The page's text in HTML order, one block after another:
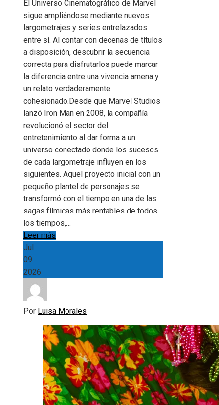
El Universo Cinematográfico de Marvel
sigue ampliándose mediante nuevos
largometrajes y series entrelazados
entre sí. Al contar con decenas de títulos
a disposición, descubrir la secuencia
correcta para disfrutarlos puede marcar
la diferencia entre una vivencia amena y
un relato verdaderamente
cohesionado.Desde que Marvel Studios
lanzó Iron Man en 2008, la compañía
revolucionó el sector del
entretenimiento al dar forma a un
universo conectado donde los sucesos
de cada largometraje influyen en los
siguientes. Aquel proyecto inicial con un
pequeño plantel de personajes se
transformó con el tiempo en una de las
sagas fílmicas más rentables de todos
los tiempos,…
Leer más
Jul
09
2026
Por Luisa Morales